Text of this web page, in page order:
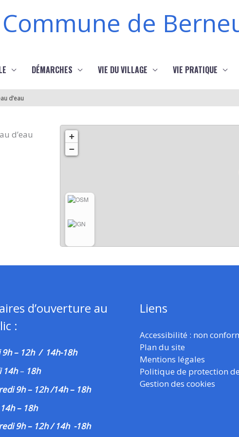
Commune de
DÉMARCHES VIE DU VILLAGE VIE PRATIQUE
d’eau
d’eau
+
−
d’ouverture au
:
9h – 12h / 14h-18h
14h– 18h
9h – 12h /14h – 18h
– 18h
9h – 12h / 14h -18h
Liens
Accessibilité : non
Plan du site
Mentions légales
Politique de protection
Gestion des cookies